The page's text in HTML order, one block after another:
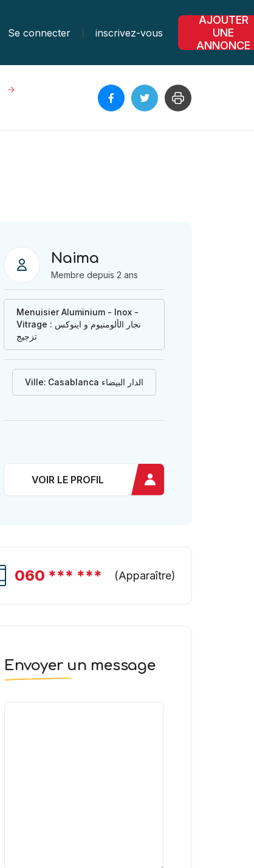
Se connecter inscrivez-vous
AJOUTER
UNE
ANNONCE
Naima
Membre depuis 2 ans
Menuisier Aluminium - Inox -
Vitrage : نجار الألومنيوم و اينوكس
تزجيج
Ville: Casablanca الدار البيضاء
VOIR LE PROFIL
060 *** *** (Apparaître)
Envoyer un message